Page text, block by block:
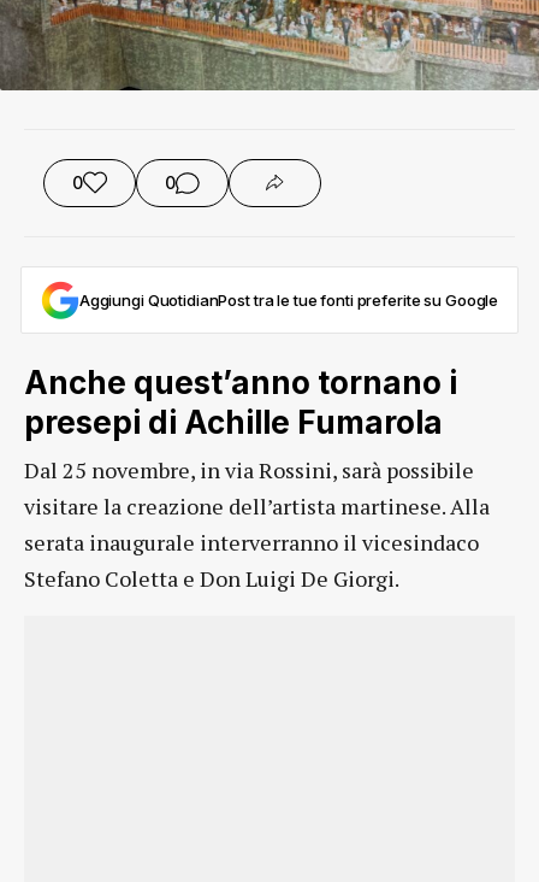
0 0
Aggiungi QuotidianPost tra le tue fonti preferite su Google
Anche quest’anno tornano i
presepi di Achille Fumarola
Dal 25 novembre, in via Rossini, sarà possibile
visitare la creazione dell’artista martinese. Alla
serata inaugurale interverranno il vicesindaco
Stefano Coletta e Don Luigi De Giorgi.